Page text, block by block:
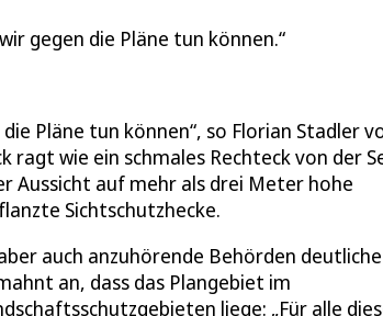
gegen die Pläne tun können.
Pläne tun können“, so Florian Stadler
ragt wie ein schmales Rechteck von der
Aussicht auf mehr als drei Meter hohe
Sichtschutzhecke.
auch anzuhörende Behörden deutliche
an, dass das Plangebiet im
liege: „Für alle